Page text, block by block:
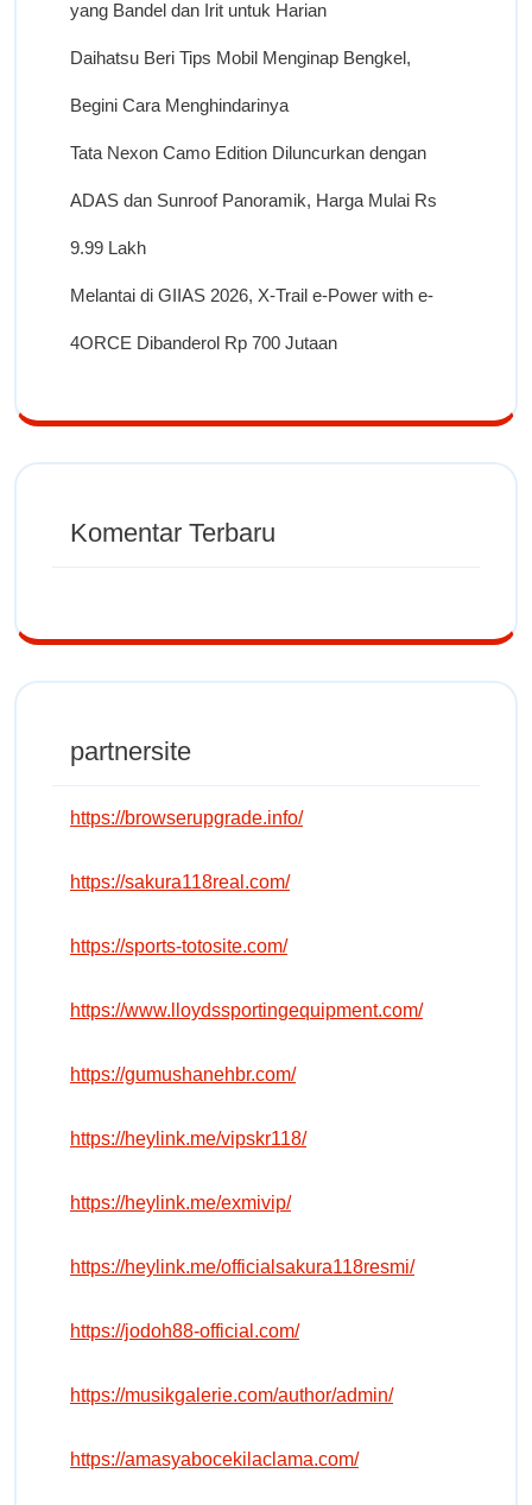
yang Bandel dan Irit untuk Harian
Daihatsu Beri Tips Mobil Menginap Bengkel,
Begini Cara Menghindarinya
Tata Nexon Camo Edition Diluncurkan dengan
ADAS dan Sunroof Panoramik, Harga Mulai Rs
9.99 Lakh
Melantai di GIIAS 2026, X-Trail e-Power with e-
4ORCE Dibanderol Rp 700 Jutaan
Komentar Terbaru
partnersite
https://browserupgrade.info/
https://sakura118real.com/
https://sports-totosite.com/
https://www.lloydssportingequipment.com/
https://gumushanehbr.com/
https://heylink.me/vipskr118/
https://heylink.me/exmivip/
https://heylink.me/officialsakura118resmi/
https://jodoh88-official.com/
https://musikgalerie.com/author/admin/
https://amasyabocekilaclama.com/